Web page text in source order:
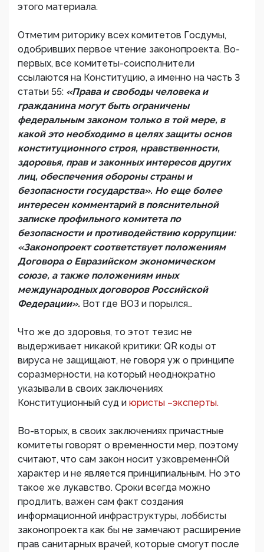
этого материала.
Отметим риторику всех комитетов Госдумы,
одобривших первое чтение законопроекта. Во-
первых, все комитеты-соисполнители
ссылаются на Конституцию, а именно на часть 3
статьи 55: «Права и свободы человека и
гражданина могут быть ограничены
федеральным законом только в той мере, в
какой это необходимо в целях защиты основ
конституционного строя, нравственности,
здоровья, прав и законных интересов других
лиц, обеспечения обороны страны и
безопасности государства». Но еще более
интересен комментарий в пояснительной
записке профильного комитета по
безопасности и противодействию коррупции:
«Законопроект соответствует положениям
Договора о Евразийском экономическом
союзе, а также положениям иных
международных договоров Российской
Федерации». Вот где ВОЗ и порылся…
Что же до здоровья, то этот тезис не
выдерживает никакой критики: QR коды от
вируса не защищают, не говоря уж о принципе
соразмерности, на который неоднократно
указывали в своих заключениях
Конституционный суд и юристы –эксперты.
Во-вторых, в своих заключениях причастные
комитеты говорят о временности мер, поэтому
считают, что сам закон носит узковременнОй
характер и не является принципиальным. Но это
такое же лукавство. Сроки всегда можно
продлить, важен сам факт создания
информационной инфраструктуры, лоббисты
законопроекта как бы не замечают расширение
прав санитарных врачей, которые смогут после